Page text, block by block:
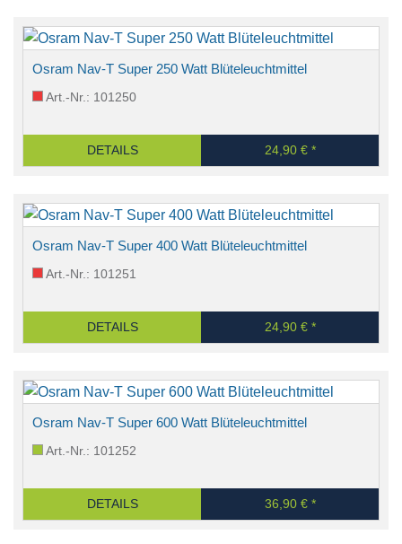
Osram Nav-T Super 250 Watt Blüteleuchtmittel
Art.-Nr.: 101250
DETAILS 24,90 € *
Osram Nav-T Super 400 Watt Blüteleuchtmittel
Art.-Nr.: 101251
DETAILS 24,90 € *
Osram Nav-T Super 600 Watt Blüteleuchtmittel
Art.-Nr.: 101252
DETAILS 36,90 € *